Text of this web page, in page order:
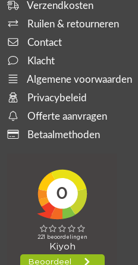
Verzendkosten
Ruilen & retourneren
Contact
Klacht
Algemene voorwaarden
Privacybeleid
Offerte aanvragen
Betaalmethoden